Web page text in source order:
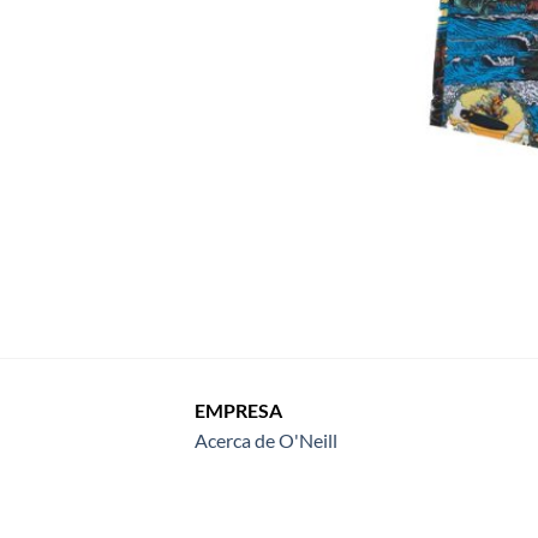
EMPRESA
Acerca de O'Neill